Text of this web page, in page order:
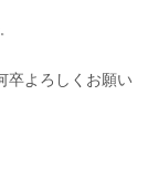
卒よろしくお願い